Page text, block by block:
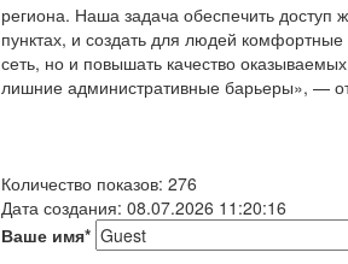
региона. Наша задача обеспечить доступ
пунктах, и создать для людей
сеть, но и повышать качество
лишние административные барьеры», —
Количество показов: 276
Дата создания: 08.07.2026 11:20:16
Ваше имя*